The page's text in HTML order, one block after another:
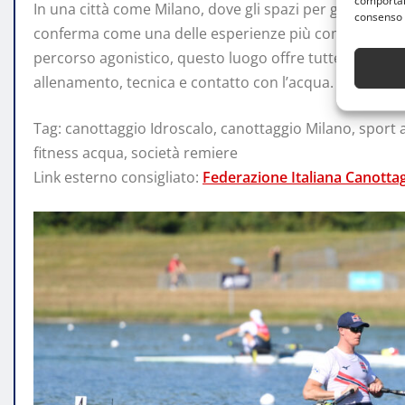
In una città come Milano, dove gli spazi per gli sport
conferma come una delle esperienze più complete e
percorso agonistico, questo luogo offre tutte le
allenamento, tecnica e contatto con l’acqua.
Tag: canottaggio Idroscalo, canottaggio Milano,
fitness acqua, società remiere
Link esterno consigliato: Federazione Italiana